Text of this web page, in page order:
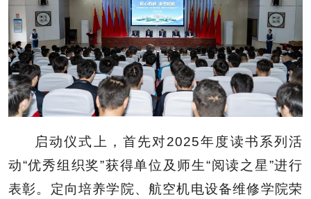
启动仪式上，首先对2025年度读书系列活
动“优秀组织奖”获得单位及师生“阅读之星”进行
表彰。定向培养学院、航空机电设备维修学院荣